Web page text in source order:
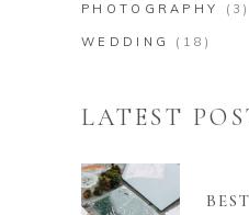
PHOTOGRAPHY (3)
WEDDING (18)
LATEST